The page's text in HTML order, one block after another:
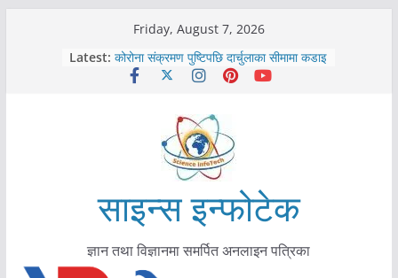
Friday, August 7, 2026
Latest: काभ्रेपलाञ्चोकमा आयुर्वेद स्वास्थ्योपचारतर्फ
आकर्षण बढ्दै
मकवानपुरमा खोरेत रोग विरुद्धको खोप लगाउन
आयुर्वेद चिकित्सा प्रणालीको भूमिका महत्वपूर्ण छ :
मुख्यमन्त्री शाह
साइन्स इन्फोटेक
ज्ञान तथा विज्ञानमा समर्पित अनलाइन पत्रिका